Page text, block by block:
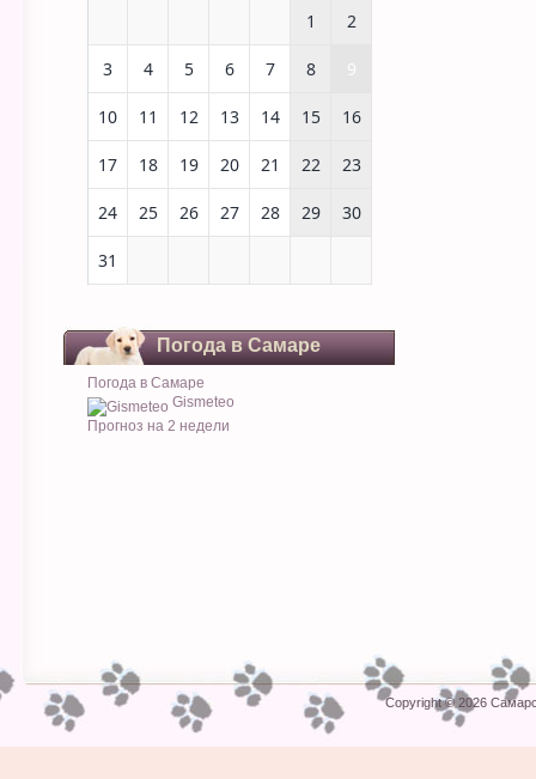
1 2
3 4 5 6 7 8 9
10 11 12 13 14 15 16
17 18 19 20 21 22 23
24 25 26 27 28 29 30
31
Погода в Самаре
Погода в Самаре
Gismeteo
Прогноз на 2 недели
Copyright © 2026